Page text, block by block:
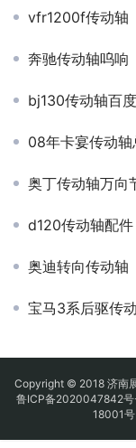
vfr1200f传动轴
奔驰传动轴呜响
bj130传动轴百
08年卡宴传动
奥丁传动轴万向
d120传动轴配件
奥迪转向传动轴
宝马3系后驱传
Copyright © 2018 济南
鲁ICP备2020047842
18001